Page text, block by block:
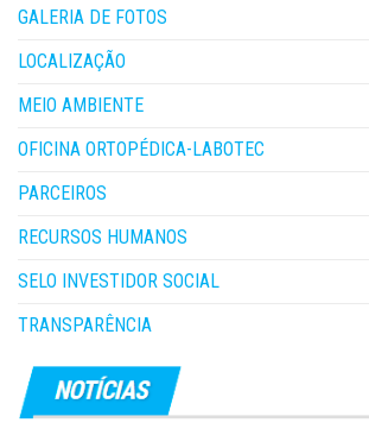
GALERIA DE FOTOS
LOCALIZAÇÃO
MEIO AMBIENTE
OFICINA ORTOPÉDICA-LABOTEC
PARCEIROS
RECURSOS HUMANOS
SELO INVESTIDOR SOCIAL
TRANSPARÊNCIA